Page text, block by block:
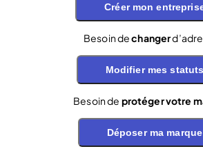
Créer mon
Besoin dechanger
Modifier mes statuts
Besoin de protéger votre
Déposer ma marque